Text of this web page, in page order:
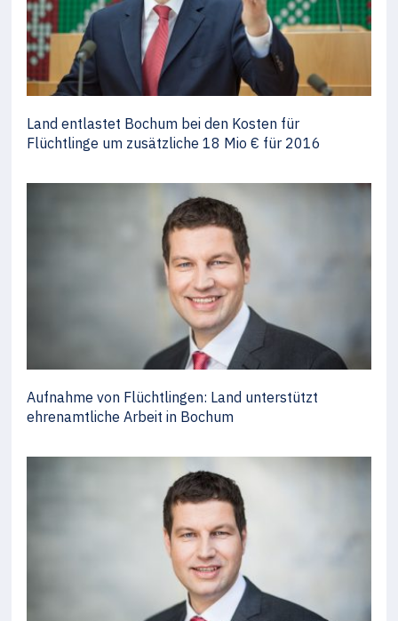
Land entlastet Bochum bei den Kosten für
Flüchtlinge um zusätzliche 18 Mio € für 2016
Aufnahme von Flüchtlingen: Land unterstützt
ehrenamtliche Arbeit in Bochum